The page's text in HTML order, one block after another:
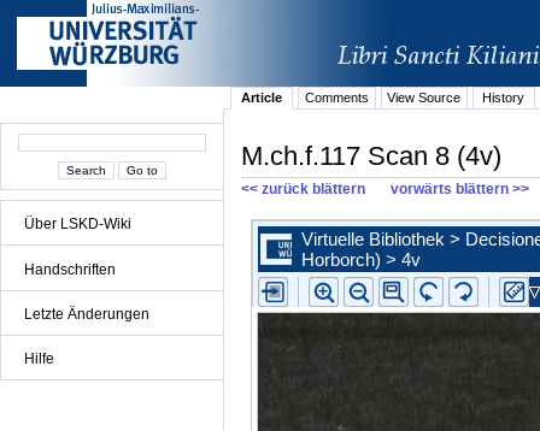
Über LSKD-Wiki
Handschriften
Letzte Änderungen
Hilfe
Article Comments View Source History
M.ch.f.117 Scan 8 (4v)
<< zurück blättern vorwärts blättern >>